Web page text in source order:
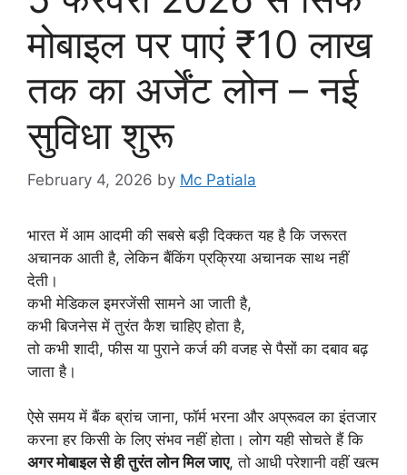
मोबाइल पर पाएं ₹10 लाख
तक का अर्जेंट लोन – नई
सुविधा शुरू
February 4, 2026 by Mc Patiala
भारत में आम आदमी की सबसे बड़ी दिक्कत यह है कि जरूरत
अचानक आती है, लेकिन बैंकिंग प्रक्रिया अचानक साथ नहीं
देती।
कभी मेडिकल इमरजेंसी सामने आ जाती है,
कभी बिजनेस में तुरंत कैश चाहिए होता है,
तो कभी शादी, फीस या पुराने कर्ज की वजह से पैसों का दबाव बढ़
जाता है।
ऐसे समय में बैंक ब्रांच जाना, फॉर्म भरना और अप्रूवल का इंतजार
करना हर किसी के लिए संभव नहीं होता। लोग यही सोचते हैं कि
अगर मोबाइल से ही तुरंत लोन मिल जाए, तो आधी परेशानी वहीं खत्म